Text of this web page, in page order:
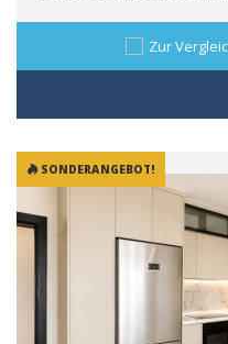
Zur
SONDERANGEBOT!